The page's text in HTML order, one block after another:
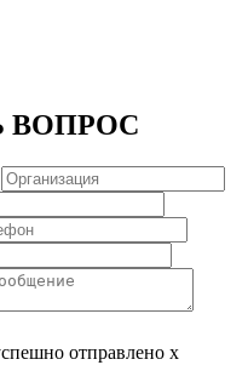
ВОПРОС
отправлено x